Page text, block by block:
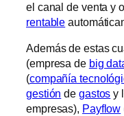
el canal de venta y
rentable
Además de estas
(empresa de big
(compañía
gestión de gastos y
empresas), Payflow